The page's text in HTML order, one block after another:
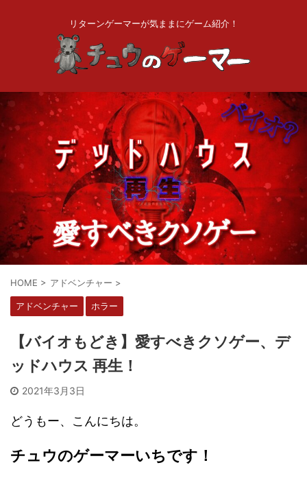
リターンゲーマーが気ままにゲーム紹介！
HOME > アドベンチャー >
アドベンチャー ホラー
【バイオもどき】愛すべきクソゲー、デ
ッドハウス 再生！
2021年3月3日
どうもー、こんにちは。
チュウのゲーマーいちです！